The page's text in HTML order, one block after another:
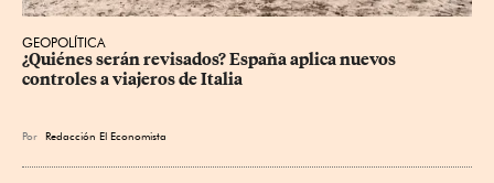
GEOPOLÍTICA
¿Quiénes serán revisados? España aplica nuevos
controles a viajeros de Italia
Por Redacción El Economista